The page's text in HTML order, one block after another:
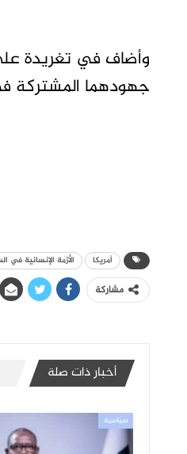
جهودهما المشتركة
أمريكا الأزمة الإنسانية في
مشاركة
أخبار ذات صلة
سياسية